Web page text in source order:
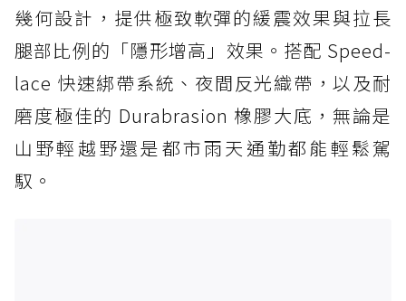
幾何設計，提供極致軟彈的緩震效果與拉長
腿部比例的「隱形增高」效果。搭配 Speed-
lace 快速綁帶系統、夜間反光織帶，以及耐
磨度極佳的 Durabrasion 橡膠大底，無論是
山野輕越野還是都市雨天通勤都能輕鬆駕
馭。